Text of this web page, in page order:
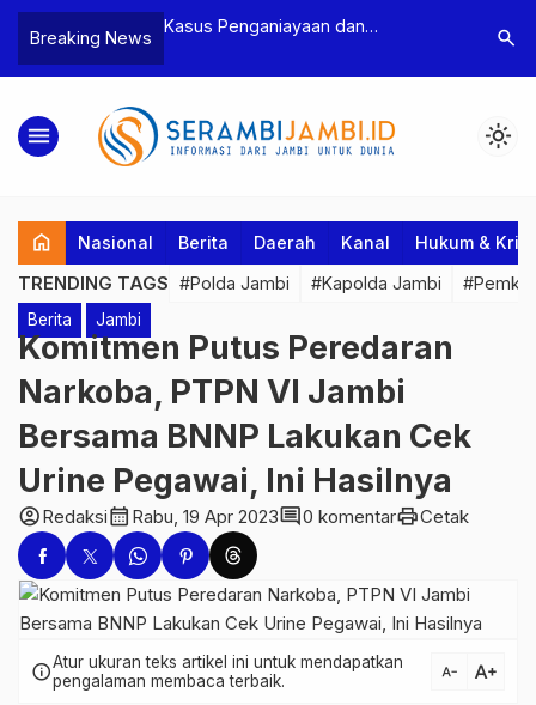
Breaking News
Bea Cukai
Pelaku beserta
dan 146 Gram
Kasus Penganiayaan dan
Tebo Tetapkan Dua Tersangka
Polres
Dua
search
menu light_mode
home Nasional Berita Daerah Kanal Hukum &
TRENDING TAGS #Polda Jambi #Kapolda Jambi
Berita Jambi
Komitmen Putus Peredaran
Narkoba, PTPN VI Jambi
Bersama BNNP Lakukan Cek
Urine Pegawai, Ini Hasilnya
account_circleRedaksicalendar_month Rabu, 19 Apr 2023comment0 komentarprintCetak
infoAtur ukuran teks artikel ini untuk mendapatkan
pengalaman membaca terbaik.
text_decrease text_increase